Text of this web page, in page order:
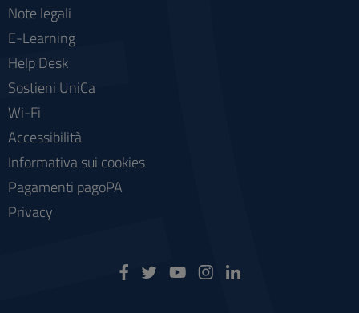
Note legali
E-Learning
Help Desk
Sostieni UniCa
Wi-Fi
Accessibilità
Informativa sui cookies
Pagamenti pagoPA
Privacy